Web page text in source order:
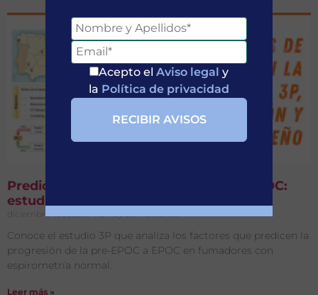
Predictores de progresión en la pre-EPOC:
estudio 3P, justificación y diseño
diciembre 11, 2025
Conoce el estudio 3P que analiza los factores que predicen la
progresión de la pre-EPOC a EPOC en fumadores con
espirometría normal.
Leer más »
Acepto el Aviso legal y
la Política de privacidad